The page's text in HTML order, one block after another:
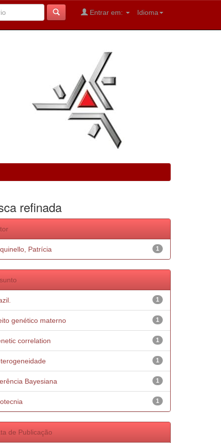
Idioma
Entrar em:
refinada
1
Patrícia
1
1
genético materno
1
correlation
1
1
Bayesiana
1
de Publicação